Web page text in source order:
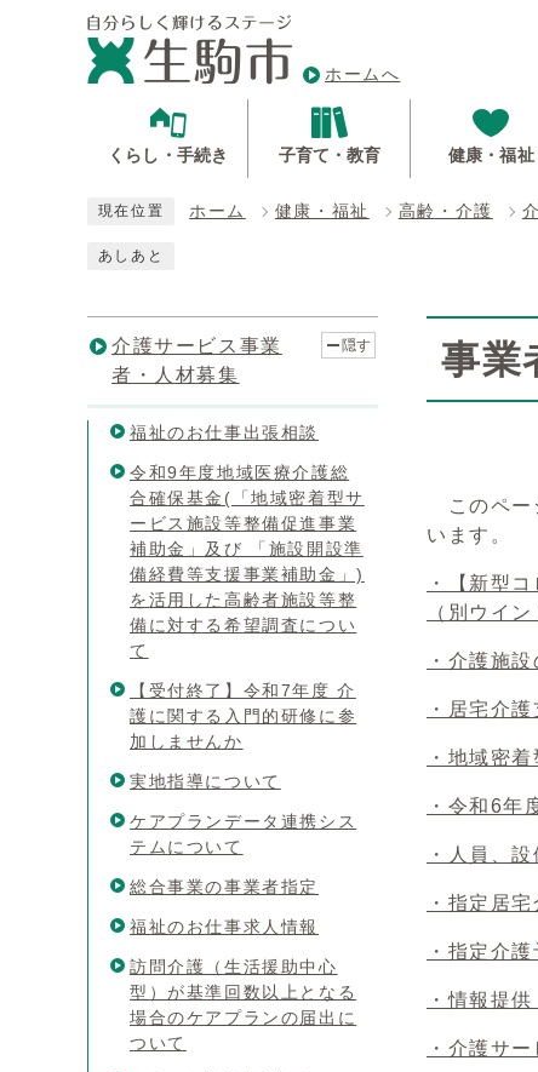
ホームへ
くらし・手続き 子育て・教育 健康・福祉
現在位置 ホーム 健康・福祉 高齢・介護
あしあと
事業
このペー
います。
・【新型
（別ウイ
・介護施
・居宅介
・地域密
・令和6年
・人員、
・指定居
・指定介
・情報提
・介護サ
介護サービス事業
者・人材募集
隠す
福祉のお仕事出張相談
令和9年度地域医療介護総
合確保基金(「地域密着型サ
ービス施設等整備促進事業
補助金」及び 「施設開設準
備経費等支援事業補助金」)
を活用した高齢者施設等整
備に対する希望調査につい
て
【受付終了】令和7年度 介
護に関する入門的研修に参
加しませんか
実地指導について
ケアプランデータ連携シス
テムについて
総合事業の事業者指定
福祉のお仕事求人情報
訪問介護（生活援助中心
型）が基準回数以上となる
場合のケアプランの届出に
ついて